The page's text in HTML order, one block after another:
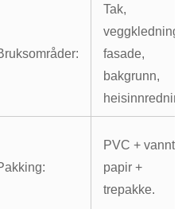
Tak,
fasade,
bakgrunn,
PVC +
papir +
trepakke.